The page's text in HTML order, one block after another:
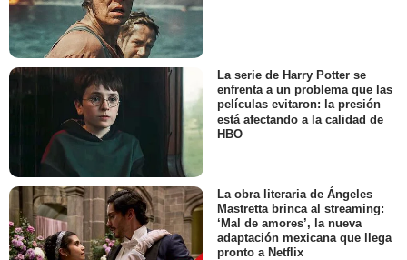
La serie de Harry Potter se
enfrenta a un problema que las
películas evitaron: la presión
está afectando a la calidad de
HBO
La obra literaria de Ángeles
Mastretta brinca al streaming:
‘Mal de amores’, la nueva
adaptación mexicana que llega
pronto a Netflix